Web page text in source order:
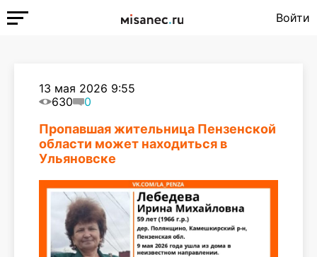
Войти
13 мая 2026 9:55
630
0
Пропавшая жительница Пензенской
области может находиться в
Ульяновске